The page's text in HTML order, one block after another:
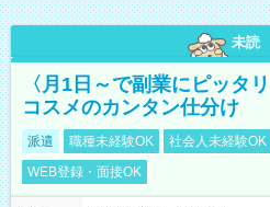
未読
〈月1日～で副業にピッタ
コスメのカンタン仕分け
派遣 職種未経験OK 社会人未経験OK
WEB登録・面接OK